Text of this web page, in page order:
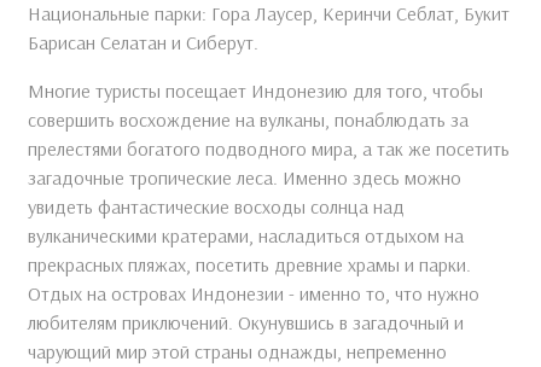
Национальные парки: Гора Лаусер, Керинчи Себлат, Букит
Барисан Селатан и Сиберут.
Многие туристы посещает Индонезию для того, чтобы
совершить восхождение на вулканы, понаблюдать за
прелестями богатого подводного мира, а так же посетить
загадочные тропические леса. Именно здесь можно
увидеть фантастические восходы солнца над
вулканическими кратерами, насладиться отдыхом на
прекрасных пляжах, посетить древние храмы и парки.
Отдых на островах Индонезии - именно то, что нужно
любителям приключений. Окунувшись в загадочный и
чарующий мир этой страны однажды, непременно